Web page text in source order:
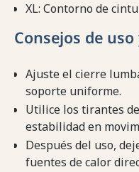
XL: Contorno de
Consejos de
Ajuste el cierre
soporte uniforme.
Utilice los tirantes
estabilidad en
Después del uso,
fuentes de calor